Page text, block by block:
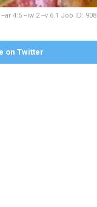
4:5 --iw 2 --v 6.1 Job ID:
on Twitter